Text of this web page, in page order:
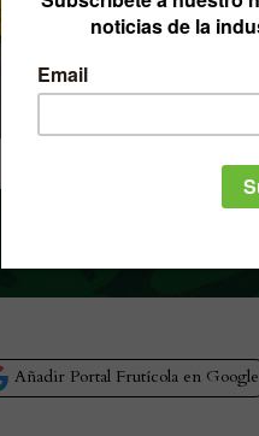
Añadir Portal Frutícola en Google